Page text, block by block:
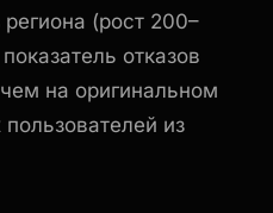
(рост 200–
отказов
на оригинальном
из